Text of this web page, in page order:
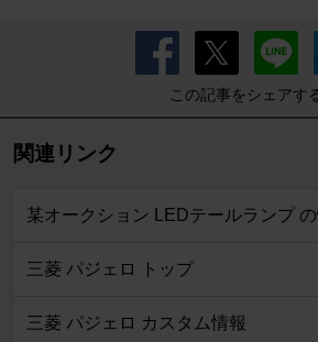
この記事をシェアす
関連リンク
某オークション LEDテールランプ
三菱 パジェロ トップ
三菱 パジェロ カスタム情報